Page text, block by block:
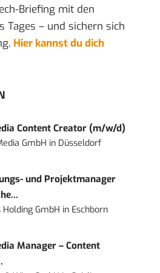
Briefing mit den
Tages – und sichern sich
Hier kannst du dich
Content Creator (m/w/d)
GmbH in Düsseldorf
und Projektmanager
GmbH in Eschborn
Manager – Content